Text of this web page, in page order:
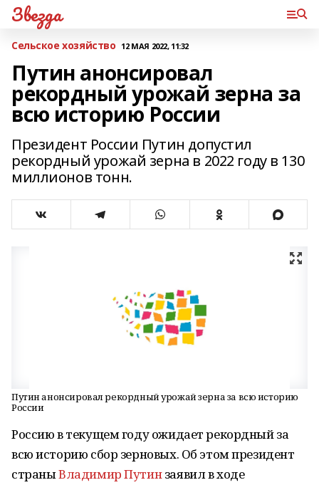
Звезда
Сельское хозяйство 12 МАЯ 2022, 11:32
Путин анонсировал
рекордный урожай зерна за
всю историю России
Президент России Путин допустил
рекордный урожай зерна в 2022 году в 130
миллионов тонн.
Путин анонсировал рекордный урожай зерна за всю историю
России
Россию в текущем году ожидает рекордный за
всю историю сбор зерновых. Об этом президент
страныВладимир Путинзаявил в ходе